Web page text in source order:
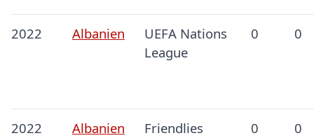
2022 Albanien
UEFA Nations
League
0 0
2022 Albanien Friendlies 0 0